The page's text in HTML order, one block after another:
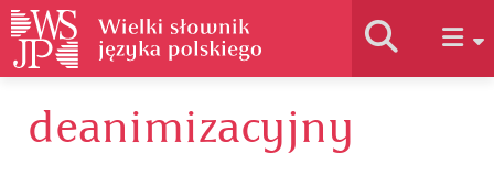
Historia słownika
deanimizacyjny